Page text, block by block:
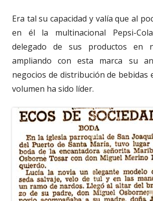
Era tal su capacidad y valía que al
en él la multinacional Pepsi-
delegado de sus productos en
ampliando con esta marca su
negocios de distribución de bebidas
volumen ha sido líder.